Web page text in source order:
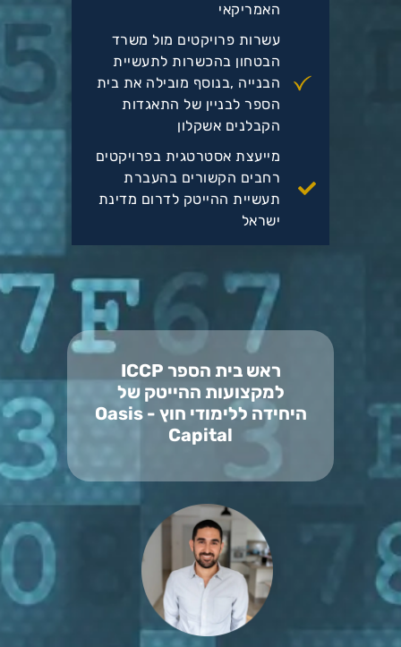
האמריקאי
עשרות פרויקטים מול משרד
הבטחון בהכשרות לתעשיית
הבנייה ,בנוסף מובילה את בית
הספר לבניין של התאגדות
הקבלנים אשקלון
מייעצת אסטרטגית בפרויקטים
רחבים הקשורים בהעברת
תעשיית ההייטק לדרום מדינת
ישראל
ראש בית הספר ICCP
למקצועות ההייטק של
היחידה ללימודי חוץ - Oasis
Capital